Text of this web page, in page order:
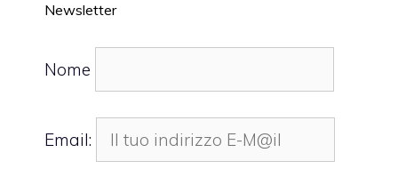
Newsletter
Nome
Email: